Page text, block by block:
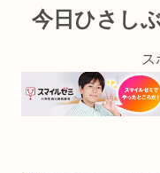
今日ひさし
ス